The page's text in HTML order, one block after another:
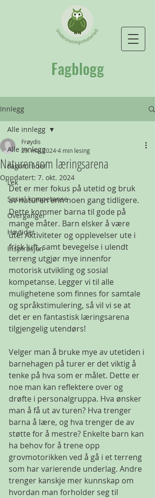
Fagblogg
Innlegg
Alle innlegg
Fagområder
Lek
Sosial kompetanse
Overganger
Høytider
Inspirasjon
Alle innlegg
Naturen som læringsarena
Frøydis
29. mai 20244 min lesing
Oppdatert: 7. okt. 2024
Det er mer fokus på utetid og bruk
av naturen enn noen gang tidligere.
Dette kommer barna til gode på
mange måter. Barn elsker å være
ute! Aktiviteter og opplevelser ute i
frisk luft, samt bevegelse i ulendt
terreng utgjør mye innenfor
motorisk utvikling og sosial
kompetanse. Legger vi til alle
mulighetene som finnes for samtale
og språkstimulering, så vil vi se at
det er en fantastisk læringsarena
tilgjengelig utendørs!
Velger man å bruke mye av utetiden i
barnehagen på turer er det viktig å
tenke på hva som er målet. Dette er
noe man kan reflektere over og
drøfte i personalgruppa. Hva ønsker
man å få ut av turen? Hva trenger
barna å lære, og hva trenger de av
støtte for å mestre? Enkelte barn kan
ha behov for å trene opp
grovmotorikken ved å gå i et terreng
som har varierende underlag. Andre
trenger kanskje mer kunnskap om
hvordan man forholder seg til